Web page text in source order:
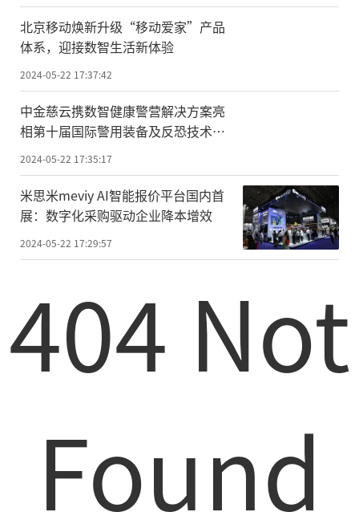
北京移动焕新升级“移动爱家”产品
体系，迎接数智生活新体验
2024-05-22 17:37:42
中金慈云携数智健康警营解决方案亮
相第十届国际警用装备及反恐技术装
2024-05-22 17:35:17
米思米meviy AI智能报价平台国内首
展：数字化采购驱动企业降本增效
2024-05-22 17:29:57
404 Not
Found